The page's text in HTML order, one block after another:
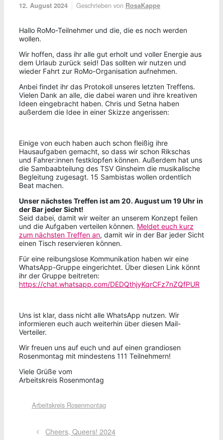
12. August 2024 Geschrieben von RosaKappe
Hallo RoMo-Teilnehmer und die, die es noch werden
wollen.
Wir hoffen, dass ihr alle gut erholt und voller Energie aus
dem Urlaub zurück seid! Das sollten wir nutzen und
wieder Fahrt zur RoMo-Organisation aufnehmen.
Anbei findet ihr das Protokoll unseres letzten Treffens.
Vielen Dank an alle, die dabei waren und ihre kreativen
Ideen eingebracht haben. Chris und Setna haben
außerdem die Idee in einer Skizze angerissen:
Einige von euch haben auch schon fleißig ihre
Hausaufgaben gemacht, so dass wir schon Rikschas
und Fahrer:innen festklopfen können. Außerdem hat uns
die Sambaabteilung des TSV Ginsheim die musikalische
Begleitung zugesagt. 15 Sambistas wollen ordentlich
Beat machen.
Unser nächstes Treffen ist am 20. August um 19 Uhr in
der Bar jeder Sicht!
Seid dabei, damit wir weiter an unserem Konzept feilen
und die Aufgaben verteilen können. Meldet euch kurz
zum nächsten Treffen an, damit wir in der Bar jeder Sicht
einen Tisch reservieren können.
Für eine reibungslose Kommunikation haben wir eine
WhatsApp-Gruppe eingerichtet. Über diesen Link könnt
ihr der Gruppe beitreten:
https://chat.whatsapp.com/DEDQthjyKqrCFz7nZQfPUR
Uns ist klar, dass nicht alle WhatsApp nutzen. Wir
informieren euch auch weiterhin über diesen Mail-
Verteiler.
Wir freuen uns auf euch und auf einen grandiosen
Rosenmontag mit mindestens 111 Teilnehmern!
Viele Grüße vom
Arbeitskreis Rosenmontag
Arbeitskreis Rosenmontag
Cheers, Queers! 2024